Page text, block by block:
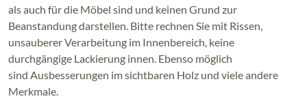
als auch für die Möbel sind und keinen Grund zur
Beanstandung darstellen. Bitte rechnen Sie mit Rissen,
unsauberer Verarbeitung im Innenbereich, keine
durchgängige Lackierung innen. Ebenso möglich
sind Ausbesserungen im sichtbaren Holz und viele andere
Merkmale.